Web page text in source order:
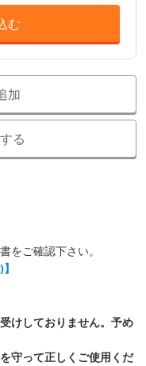
む
加
る
をご確認下さい。
けしておりません。予め
守って正しくご使用くだ